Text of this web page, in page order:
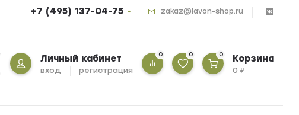
+7 (495) 137-04-75 zakaz@lavon-shop.ru
Личный кабинет
вход регистрация
0 0 0 Корзина
0₽